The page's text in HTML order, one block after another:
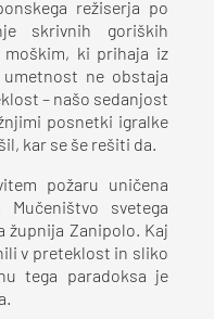
režiserja po
skrivnih goriških
moškim, ki prihaja iz
ne obstaja
– našo sedanjost
posnetki igralke
kar se še rešiti da.
požaru uničena
Mučeništvo svetega
župnija Zanipolo. Kaj
v preteklost in sliko
tega paradoksa je